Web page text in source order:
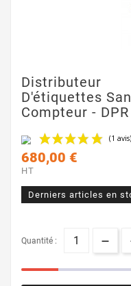
Distributeur
D'étiquettes
Compteur - DPR
680,00 €
HT
Derniers articles en
Quantité :